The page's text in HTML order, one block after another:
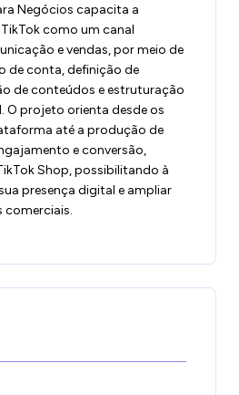
Negócios capacita a
como um canal
e vendas, por meio de
de conta, definição de
de conteúdos e estruturação
O projeto orienta desde os
até a produção de
e conversão,
Shop, possibilitando à
presença digital e ampliar
comerciais.